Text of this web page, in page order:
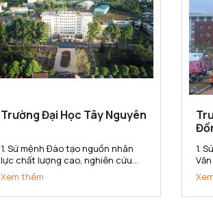
Trường Đại Học Tây Nguyên
1. Sứ mệnh Đào tạo nguồn nhân
lực chất lượng cao, nghiên cứu
khoa học và chuyển giao công
nghệ phục vụ cho sự nghiệp phát
triển kinh tế - xã hội. Bảo tồn và
Xem thêm
1.
tạo
cơ